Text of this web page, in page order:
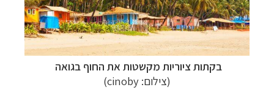
בקתות ציוריות מקשטות את החוף בגואה
(צילום: cinoby)